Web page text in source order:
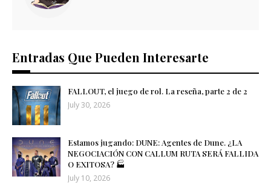
Entradas Que Pueden Interesarte
FALLOUT, el juego de rol. La reseña, parte 2 de 2
July 30, 2026
Estamos jugando: DUNE: Agentes de Dune. ¿LA
NEGOCIACIÓN CON CALLUM RUTA SERÁ FALLIDA
O EXITOSA? 🏭​
July 10, 2026